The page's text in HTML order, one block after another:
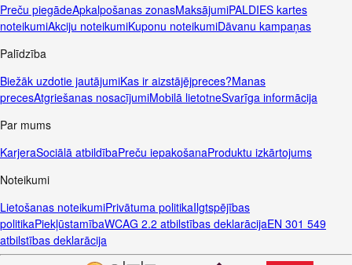
Preču piegādeApkalpošanas zonasMaksājumiPALDIES kartes
noteikumiAkciju noteikumiKuponu noteikumiDāvanu kampaņas
Palīdzība
Biežāk uzdotie jautājumiKas ir aizstājējpreces?Manas
precesAtgriešanas nosacījumiMobilā lietotneSvarīga informācija
Par mums
KarjeraSociālā atbildībaPreču iepakošanaProduktu izkārtojums
Noteikumi
Lietošanas noteikumiPrivātuma politikaIlgtspējības
politikaPiekļūstamībaWCAG 2.2 atbilstības deklarācijaEN 301 549
atbilstības deklarācija